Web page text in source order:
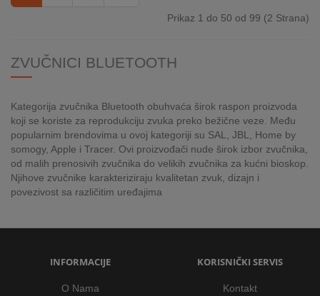
Prikaz 1 do 50 od 99 (2 Strana)
ZVUČNICI BLUETOOTH
Kategorija zvučnika Bluetooth obuhvaća širok raspon proizvoda
koji se koriste za reprodukciju zvuka preko bežične veze. Među
popularnim brendovima u ovoj kategoriji su SAL, JBL, Home by
somogy, Apple i Tracer. Ovi proizvođači nude širok izbor zvučnika,
od malih prenosivih zvučnika do velikih zvučnika za kućni bioskop.
Njihove zvučnike karakteriziraju kvalitetan zvuk, dizajn i
povezivost sa različitim uređajima
INFORMACIJE
O Nama
KORISNIČKI SERVIS
Kontakt